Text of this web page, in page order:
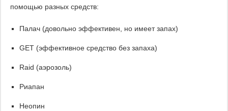
помощью разных средств:
Палач (довольно эффективен, но имеет запах)
GET (эффективное средство без запаха)
Raid (аэрозоль)
Риапан
Неопин